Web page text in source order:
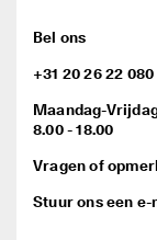
Bel ons
+31 20 26 22 080
Maandag-
8.00 - 18.00
Vragen of
Stuur ons een e-